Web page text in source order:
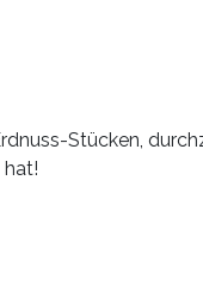
Stücken,
hat!